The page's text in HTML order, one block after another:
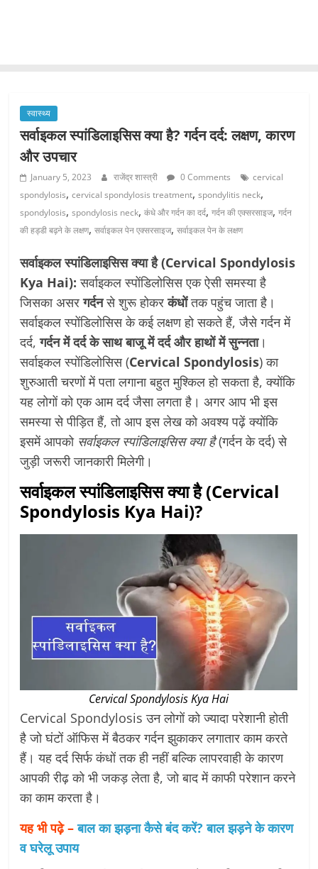
स्वास्थ्य
सर्वाइकल स्पांडिलाइसिस क्या है? गर्दन दर्द: लक्षण, कारण
और उपचार
January 5, 2023 राजेंद्र शास्त्री 0 Comments
cervical
spondylosis,cervical spondylosis treatment,spondylitis neck,
spondylosis,spondylosis neck,कंधे और गर्दन का दर्द,गर्दन की एक्सरसाइज,गर्दन
की हड्डी बढ़ने के लक्षण,सर्वाइकल पेन एक्सरसाइज,सर्वाइकल पेन के लक्षण
सर्वाइकल स्पांडिलाइसिस क्या है (Cervical Spondylosis
Kya Hai): सर्वाइकल स्पोंडिलोसिस एक ऐसी समस्या है
जिसका असरगर्दनसे शुरू होकरकंधोंतक पहुंच जाता है।
सर्वाइकल स्पोंडिलोसिस के कई लक्षण हो सकते हैं, जैसे गर्दन में
दर्द,गर्दन में दर्द के साथ बाजू में दर्द और हाथों में सुन्नता।
सर्वाइकल स्पोंडिलोसिस (Cervical Spondylosis) का
शुरुआती चरणों में पता लगाना बहुत मुश्किल हो सकता है, क्योंकि
यह लोगों को एक आम दर्द जैसा लगता है। अगर आप भी इस
समस्या से पीड़ित हैं, तो आप इस लेख को अवश्य पढ़ें क्योंकि
इसमें आपको सर्वाइकल स्पांडिलाइसिस क्या है(गर्दन के दर्द) से
जुड़ी जरूरी जानकारी मिलेगी।
सर्वाइकल स्पांडिलाइसिस क्या है (Cervical
Spondylosis Kya Hai)?
Cervical Spondylosis Kya Hai
Cervical Spondylosis उन लोगों को ज्यादा परेशानी होती
है जो घंटों ऑफिस में बैठकर गर्दन झुकाकर लगातार काम करते
हैं। यह दर्द सिर्फ कंधों तक ही नहीं बल्कि लापरवाही के कारण
आपकी रीढ़ को भी जकड़ लेता है, जो बाद में काफी परेशान करने
का काम करता है।
यह भी पढ़े – बाल का झड़ना कैसे बंद करें? बाल झड़ने के कारण
व घरेलू उपाय